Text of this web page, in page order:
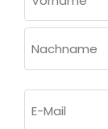
(ERFORDERLICH)
Vorname
Mail